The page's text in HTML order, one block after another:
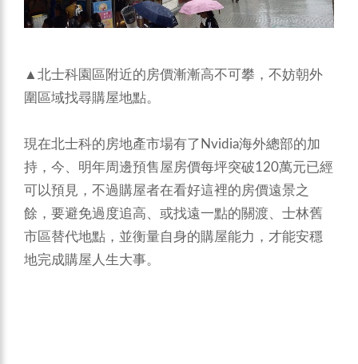
▲北士科園區附近的房價漸漸高不可攀，不妨朝外
圍區域找尋購屋地點。
現在北士科的房地產市場有了Nvidia海外總部的加
持，今、明年周邊預售屋房價每坪突破120萬元已經
可以預見，不過購屋者在看好這裡的房價遠景之
餘，要避免過度追高、或找遠一點的關渡、士林舊
市區替代地點，並衡量自身的購屋能力，才能安穩
地完成購屋人生大事。